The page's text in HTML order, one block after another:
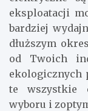
eksploatacji
bardziej
dłuższym
od Twoich
ekologicznych
te wszystkie
wyboru i